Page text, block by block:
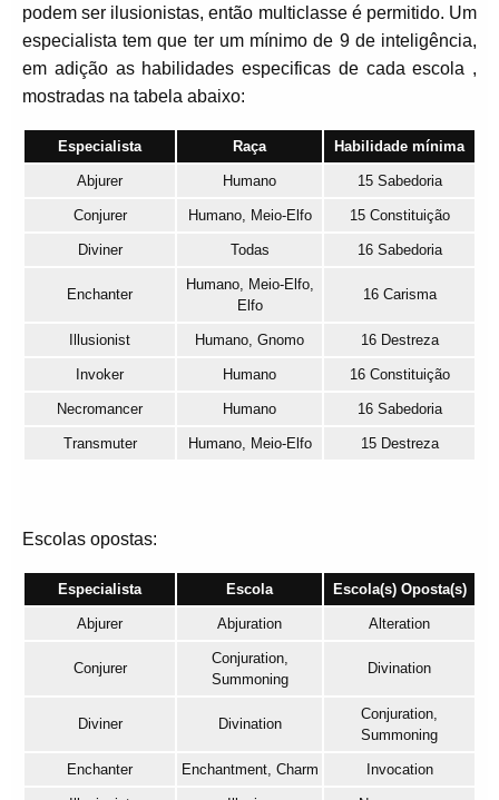
podem ser ilusionistas, então multiclasse é permitido. Um
especialista tem que ter um mínimo de 9 de inteligência,
em adição as habilidades especificas de cada escola ,
mostradas na tabela abaixo:
Especialista Raça Habilidade mínima
Abjurer Humano 15 Sabedoria
Conjurer Humano, Meio-Elfo 15 Constituição
Diviner Todas 16 Sabedoria
Enchanter
Humano, Meio-Elfo,
Elfo
16 Carisma
Illusionist Humano, Gnomo 16 Destreza
Invoker Humano 16 Constituição
Necromancer Humano 16 Sabedoria
Transmuter Humano, Meio-Elfo 15 Destreza
Escolas opostas:
Especialista Escola Escola(s) Oposta(s)
Abjurer Abjuration Alteration
Conjurer
Conjuration,
Summoning
Divination
Diviner Divination
Conjuration,
Summoning
Enchanter Enchantment, Charm Invocation